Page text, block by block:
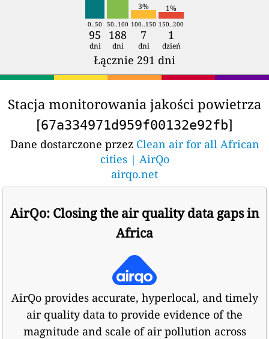
3% 1%
0..50 50..100 100..150 150..200
95 188 7 1
dni dni dni dzień
Łącznie 291 dni
Stacja monitorowania jakości powietrza
[67a334971d959f00132e92fb]
Dane dostarczone przez Clean air for all African
cities | AirQo
airqo.net
AirQo: Closing the air quality data gaps in
Africa
AirQo provides accurate, hyperlocal, and timely
air quality data to provide evidence of the
magnitude and scale of air pollution across